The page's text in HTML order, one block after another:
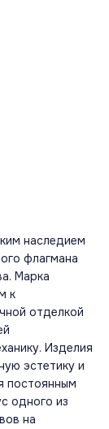
наследием
флагмана
Марка
к
отделкой
Изделия
эстетику и
постоянным
одного из
на